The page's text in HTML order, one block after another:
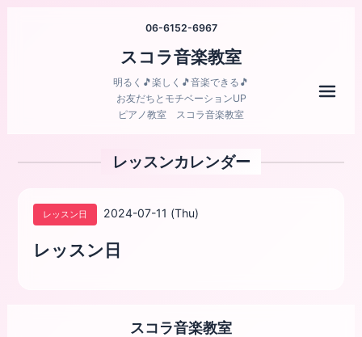
06-6152-6967
スコラ音楽教室
明るく🎵楽しく🎵音楽できる🎵
お友だちとモチベーションUP
ピアノ教室 スコラ音楽教室
レッスンカレンダー
レッスン日 2024-07-11 (Thu)
レッスン日
スコラ音楽教室